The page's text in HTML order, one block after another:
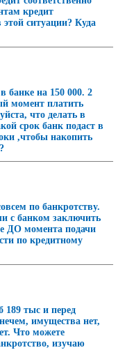
кредит
ситуации? Куда
банке на 150 000. 2
момент платить
что делать в
срок банк подаст в
,чтобы накопить
по банкротству.
с банком заключить
ДО момента подачи
по кредитному
189 тыс и перед
имущества нет,
Что можете
изучаю